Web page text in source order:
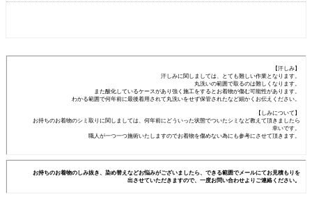
【汗しみ】
汗しみに関しましては、とても難しい作業となります。
丸洗いの範囲で取るのは難しくなります。
また酸化しているケースがあり強く施工をするとお着物が傷む可能性があります。
わかる範囲で何年前に最後着用されて丸洗いをせず保管されたなど細かくお伝えください。
【しみについて】
お持ちのお着物のシミ取りに関しましては、何年前にどういった状態でついたシミなど教えて頂きましたら
幸いです。
職人が一つ一つ施術いたしますのでお着物を傷めない為にも参考にさせて頂きます。
お持ちのお着物のしみ抜き、染め替えなどお悩みがございましたら、できる範囲でメールにてお見積もりを
出させていただきますので、一度お問い合わせよりご連絡ください。